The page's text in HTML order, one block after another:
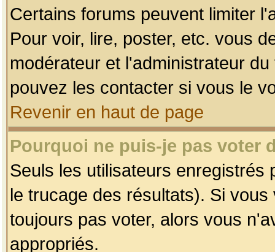
Certains forums peuvent limiter
Pour voir, lire, poster, etc. vous
modérateur et l'administrateur
pouvez les contacter si vous le
Revenir en haut de page
Pourquoi ne puis-je pas voter
Seuls les utilisateurs enregistrés
le trucage des résultats). Si
toujours pas voter, alors vous
appropriés.